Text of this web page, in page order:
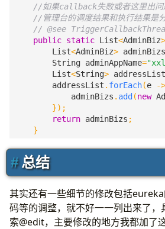
private String accessToken;
@Autowired
ThreadPoolExecutor
@PostConstruct
public
void start()
{
executorBiz
= new
@PostMapping ("/job/{method}"
@ResponseBody
public ReturnT jobHandle
protected ReturnT
int contentLength =
public static List<AdminBiz>
List<AdminBiz> adminBizs
String adminAppName=
List<String> addressList
addressList . forEach(e
-
adminBizs . add (new
});
return adminBizs ;
}
总结
其实还有一些细节的修改包括
码等的调整，就不好一一列出来了，
索@edit，主要修改的地方我都加了这